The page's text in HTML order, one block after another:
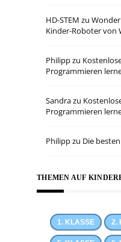
HD-STEM zu
Kinder-Roboter von
Philippzu
Programmieren
Sandrazu
Programmieren
Philippzu Die
THEMEN AUF
1. KLASSE 2.